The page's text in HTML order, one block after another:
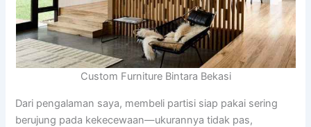
Custom Furniture Bintara Bekasi
Dari pengalaman saya, membeli partisi siap pakai sering
berujung pada kekecewaan—ukurannya tidak pas,